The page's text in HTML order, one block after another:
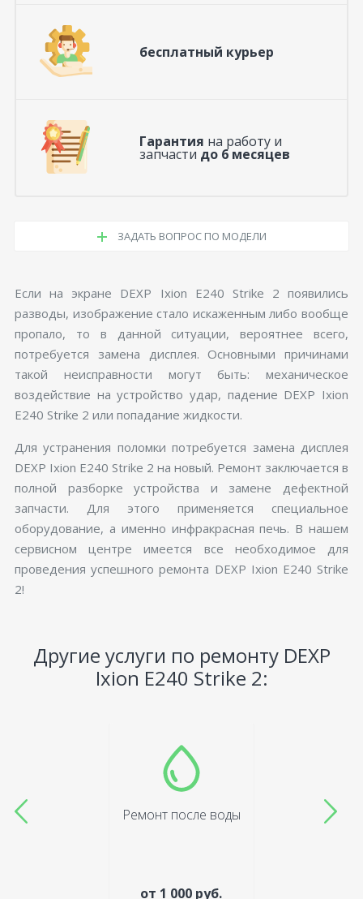
бесплатный курьер
Гарантия на работу и
запчасти до 6 месяцев
ЗАДАТЬ ВОПРОС ПО МОДЕЛИ
Если на экране DEXP Ixion E240 Strike 2 появились
разводы, изображение стало искаженным либо вообще
пропало, то в данной ситуации, вероятнее всего,
потребуется замена дисплея. Основными причинами
такой неисправности могут быть: механическое
воздействие на устройство удар, падение DEXP Ixion
E240 Strike 2 или попадание жидкости.
Для устранения поломки потребуется замена дисплея
DEXP Ixion E240 Strike 2 на новый. Ремонт заключается в
полной разборке устройства и замене дефектной
запчасти. Для этого применяется специальное
оборудование, а именно инфракрасная печь. В нашем
сервисном центре имеется все необходимое для
проведения успешного ремонта DEXP Ixion E240 Strike
2!
Другие услуги по ремонту DEXP
Ixion E240 Strike 2:
Ремонт после воды
от 1 000 руб.